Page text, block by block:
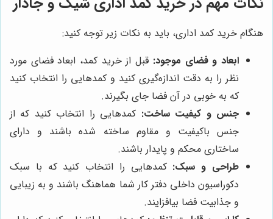
هنگام خرید کمد اداری، باید به نکات زیر توجه کنید:
ابعاد و فضای موجود: قبل از خرید کمد، ابعاد فضای مورد
نظر را به دقت اندازه‌گیری کنید و کمدهایی را انتخاب کنید
که به خوبی در آن فضا جای بگیرند.
جنس و کیفیت ساخت: کمدهایی را انتخاب کنید که از
جنس باکیفیت و مقاوم ساخته شده باشند و دارای
ساختاری محکم و پایدار باشند.
طراحی و سبک: کمدهایی را انتخاب کنید که با سبک
دکوراسیون داخلی دفتر کار شما هماهنگ باشند و به زیبایی
و جذابیت فضا بیافزایند.